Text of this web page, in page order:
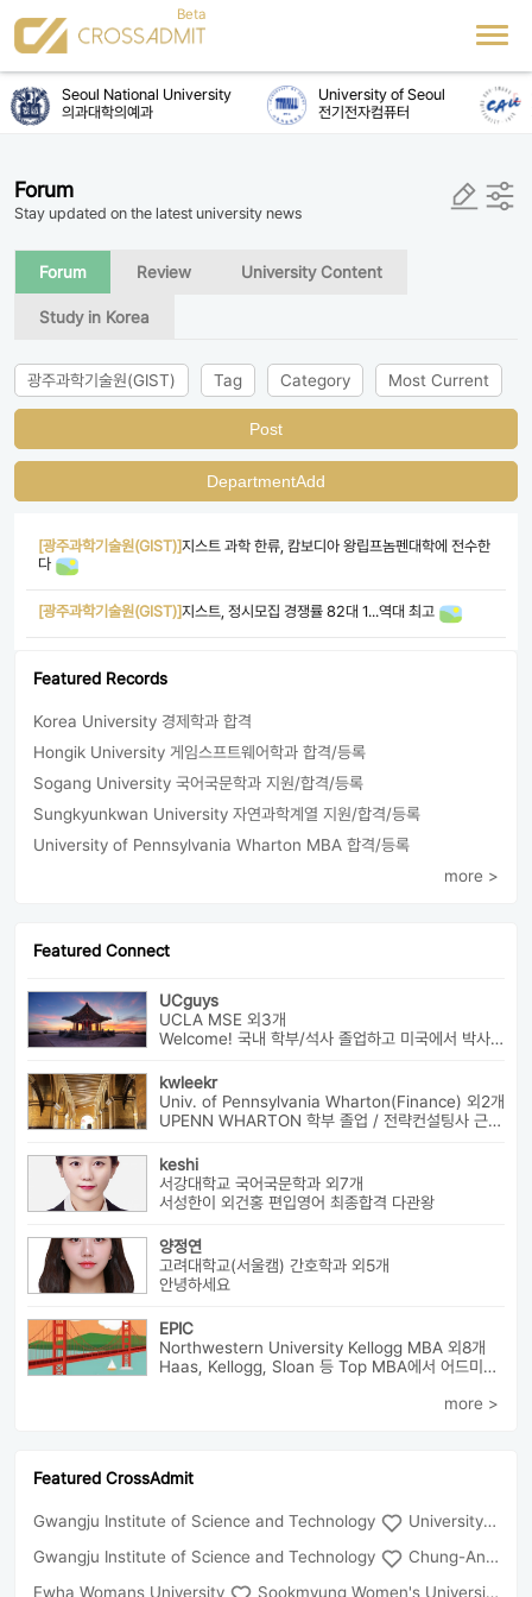
Seoul National University
의과대학의예과
University of Seoul
전기전자컴퓨터
Forum
Stay updated on the latest university news
Forum Review University Content
Study in Korea
광주과학기술원(GIST) Tag Category Most Current
Post
DepartmentAdd
[광주과학기술원(GIST)]지스트 과학 한류, 캄보디아 왕립프놈펜대학에 전수한
다
[광주과학기술원(GIST)]지스트, 정시모집 경쟁률 82대 1...역대 최고
Featured Records
Korea University 경제학과 합격
Hongik University 게임스프트웨어학과 합격/등록
Sogang University 국어국문학과 지원/합격/등록
Sungkyunkwan University 자연과학계열 지원/합격/등록
University of Pennsylvania Wharton MBA 합격/등록
more >
Featured Connect
UCguys
UCLA MSE 외3개
Welcome! 국내 학부/석사 졸업하고 미국에서 박사과정 재학중입니다. ...
kwleekr
Univ. of Pennsylvania Wharton(Finance) 외2개
UPENN WHARTON 학부 졸업 / 전략컨설팅사 근무 / HBS MBA 재학 중 ...
keshi
서강대학교 국어국문학과 외7개
서성한이 외건홍 편입영어 최종합격 다관왕
양정연
고려대학교(서울캠) 간호학과 외5개
안녕하세요
EPIC
Northwestern University Kellogg MBA 외8개
Haas, Kellogg, Sloan 등 Top MBA에서 어드미션을 받았으며 21년 가을...
more >
Featured CrossAdmit
Gwangju Institute of Science and Technology
University of Seoul
Gwangju Institute of Science and Technology
Chung-Ang University
Ewha Womans University
Sookmyung Women's University